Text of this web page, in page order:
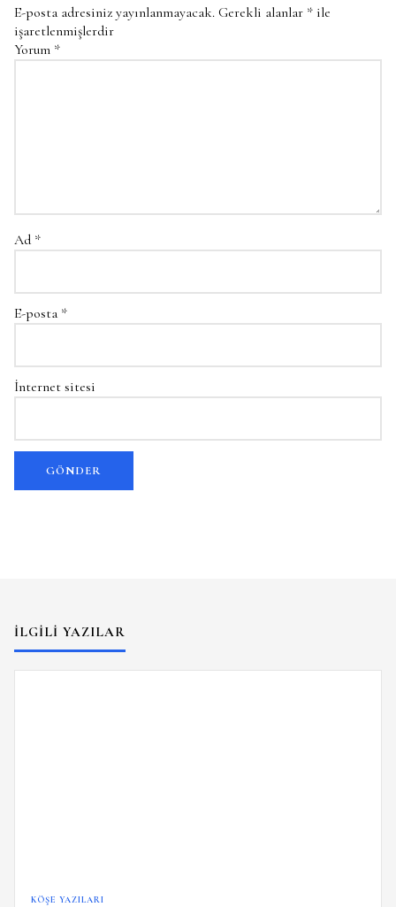
E-posta adresiniz yayınlanmayacak. Gerekli alanlar * ile
işaretlenmişlerdir
Yorum *
Ad *
E-posta *
İnternet sitesi
İLGILI YAZILAR
KÖŞE YAZILARI